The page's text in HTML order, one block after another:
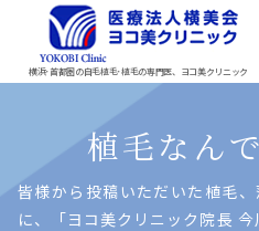
横浜･首都圏の自毛植毛･植毛の専門医、ヨコ美クリニック
植毛なん
皆様から投稿いただいた植⽑
に、「ヨコ美クリニック院⻑